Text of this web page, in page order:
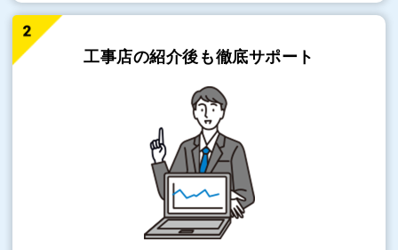
工事店の紹介後も徹底サポート